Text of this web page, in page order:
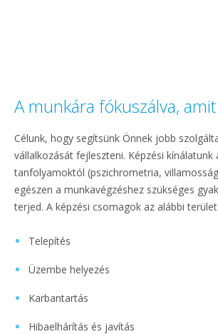
A munkára fókuszálva,
Célunk, hogy segítsünk Önnek jobb
vállalkozását fejleszteni. Képzési kínálatunk
tanfolyamoktól (pszichrometria,
egészen a munkavégzéshez szükséges
terjed. A képzési csomagok az alábbi
Telepítés
Üzembe helyezés
Karbantartás
Hibaelhárítás és javítás